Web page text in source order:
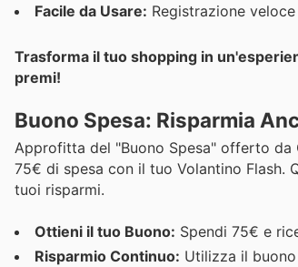
Facile da Usare: Registrazione
Trasforma il tuo shopping in
premi!
Buono Spesa: Risparmia
Approfitta del "Buono Spesa" offerto da
75€ di spesa con il tuo Volantino Flash.
tuoi risparmi.
Ottieni il tuo Buono: Spendi 75€ e
Risparmio Continuo: Utilizza il